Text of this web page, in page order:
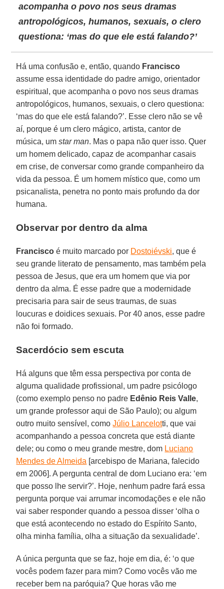
acompanha o povo nos seus dramas
antropológicos, humanos, sexuais, o clero
questiona: ‘mas do que ele está falando?’
Há uma confusão e, então, quando Francisco
assume essa identidade do padre amigo, orientador
espiritual, que acompanha o povo nos seus dramas
antropológicos, humanos, sexuais, o clero questiona:
‘mas do que ele está falando?’. Esse clero não se vê
aí, porque é um clero mágico, artista, cantor de
música, umstar man. Mas o papa não quer isso. Quer
um homem delicado, capaz de acompanhar casais
em crise, de conversar como grande companheiro da
vida da pessoa. É um homem místico que, como um
psicanalista, penetra no ponto mais profundo da dor
humana.
Observar por dentro da alma
Francisco é muito marcado por Dostoiévski, que é
seu grande literato de pensamento, mas também pela
pessoa de Jesus, que era um homem que via por
dentro da alma. É esse padre que a modernidade
precisaria para sair de seus traumas, de suas
loucuras e doidices sexuais. Por 40 anos, esse padre
não foi formado.
Sacerdócio sem escuta
Há alguns que têm essa perspectiva por conta de
alguma qualidade profissional, um padre psicólogo
(como exemplo penso no padre Edênio Reis Valle,
um grande professor aqui de São Paulo); ou algum
outro muito sensível, comoJúlio Lancelotti, que vai
acompanhando a pessoa concreta que está diante
dele; ou como o meu grande mestre, dom Luciano
Mendes de Almeida [arcebispo de Mariana, falecido
em 2006]. A pergunta central de dom Luciano era: ‘em
que posso lhe servir?’. Hoje, nenhum padre fará essa
pergunta porque vai arrumar incomodações e ele não
vai saber responder quando a pessoa disser ‘olha o
que está acontecendo no estado do Espírito Santo,
olha minha família, olha a situação da sexualidade’.
A única pergunta que se faz, hoje em dia, é: ‘o que
vocês podem fazer para mim? Como vocês vão me
receber bem na paróquia? Que horas vão me